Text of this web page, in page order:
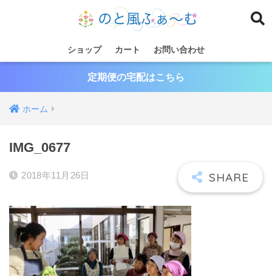
ショップ カート お問い合わせ
定期便の宅配はこちら
ホーム
IMG_0677
2018年11月26日